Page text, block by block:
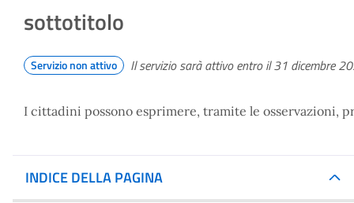
sottotitolo
Servizio non attivo Il servizio sarà attivo entro il 31 dicembre
I cittadini possono esprimere, tramite le osservazioni,
INDICE DELLA PAGINA